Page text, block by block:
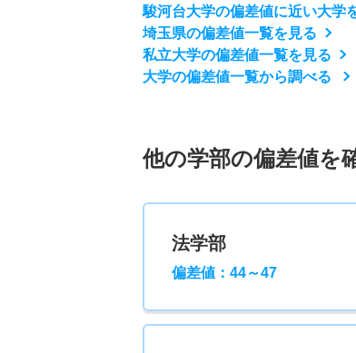
駿河台大学の偏差値に近い大学
埼玉県の偏差値一覧を見る
私立大学の偏差値一覧を見る
大学の偏差値一覧から調べる
他の学部の偏差値を
法学部
偏差値：44～47